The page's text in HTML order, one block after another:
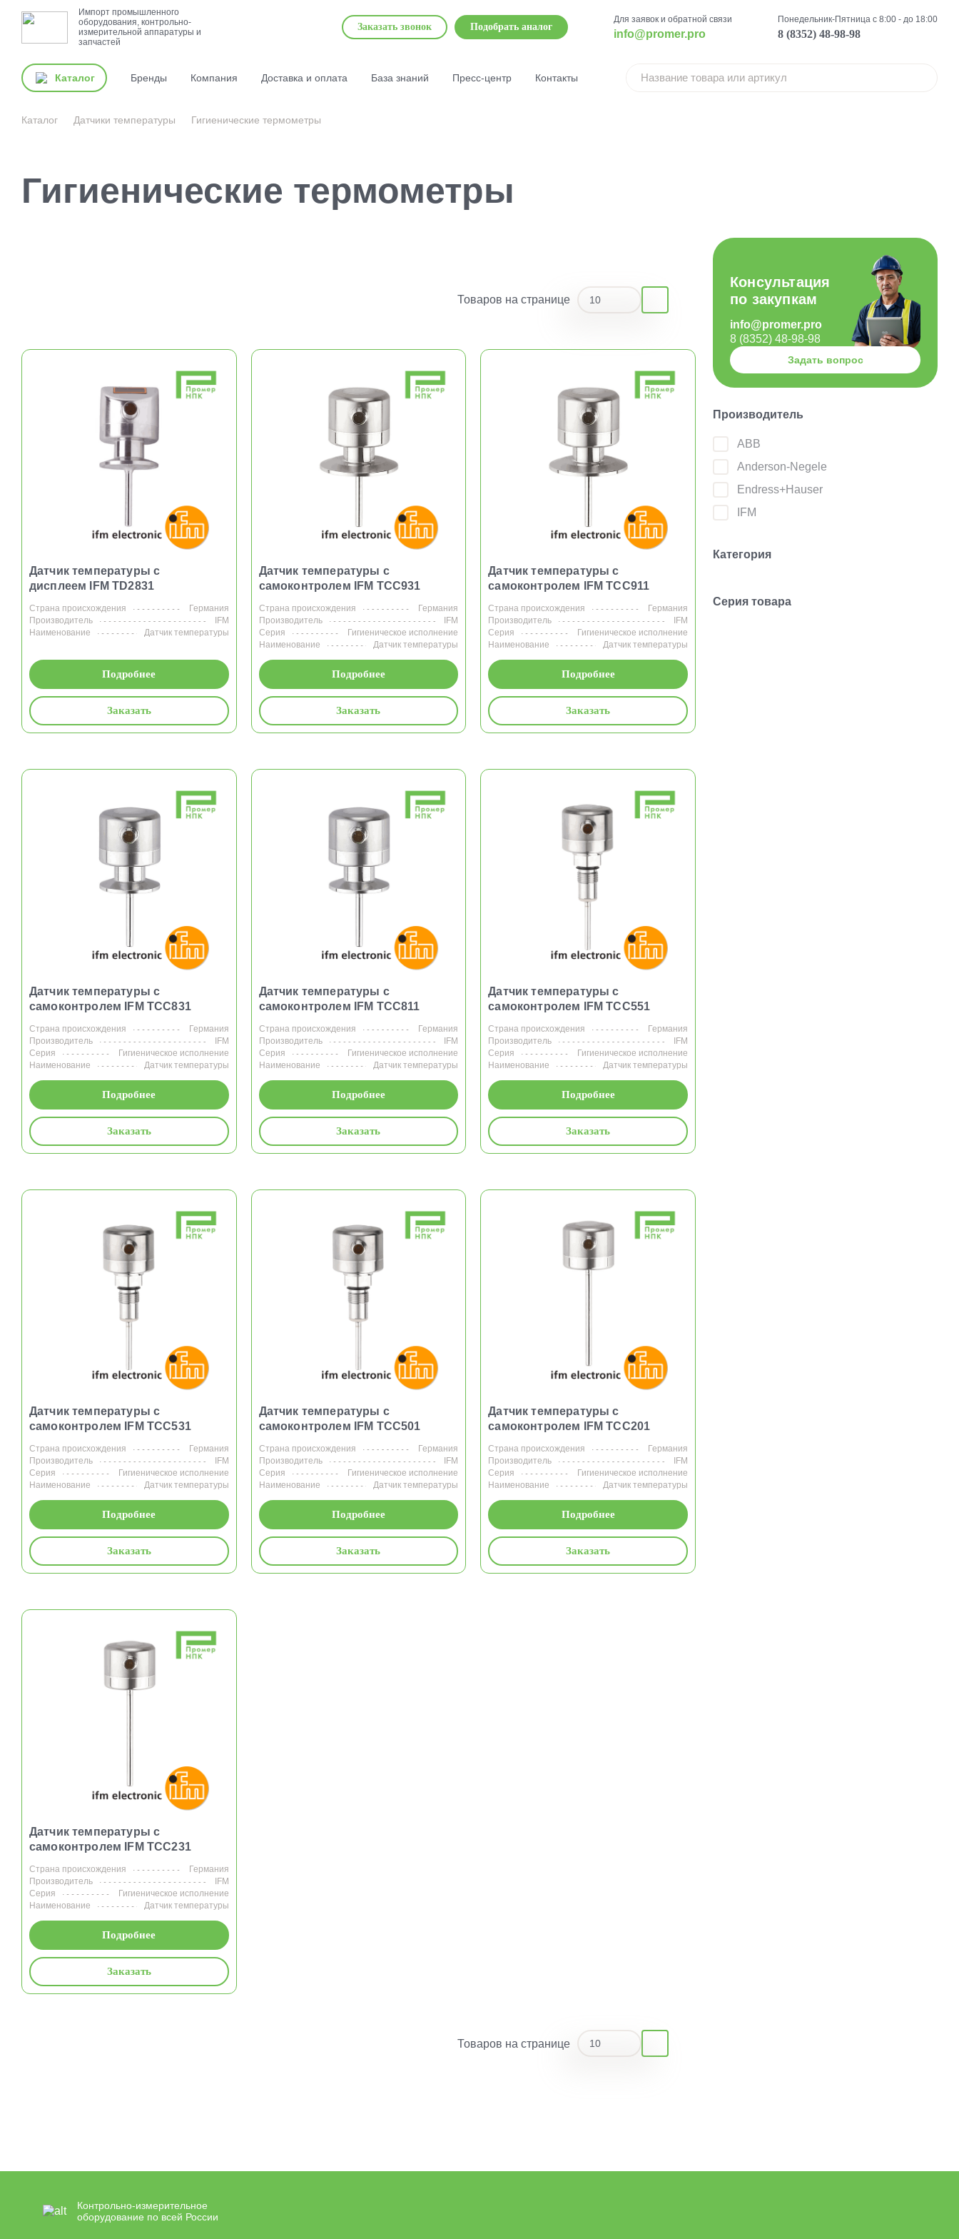
Импорт промышленного
оборудования, контрольно-
измерительной аппаратуры и
запчастей
Заказать звонок Подобрать аналог
Для заявок и обратной связи
info@promer.pro
Понедельник-Пятница с 8:00 - до 18:00
8 (8352) 48-98-98
Каталог Бренды Компания Доставка и оплата База знаний Пресс-центр Контакты
Каталог Датчики температуры Гигиенические термометры
Гигиенические термометры
Консультация
по закупкам
info@promer.pro
8 (8352) 48-98-98
Задать вопрос
Производитель
ABB
Anderson-Negele
Endress+Hauser
IFM
Категория
Серия товара
Товаров на странице 10
20
Датчик температуры с
дисплеем IFM TD2831
Страна происхождения
Германия
Производитель
IFM
Наименование
Датчик температуры
Подробнее
Заказать
Датчик температуры с
самоконтролем IFM TCC931
Страна происхождения
Германия
Производитель
IFM
Серия
Гигиеническое исполнение
Наименование
Датчик температуры
Подробнее
Заказать
Датчик температуры с
самоконтролем IFM TCC911
Страна происхождения
Германия
Производитель
IFM
Серия
Гигиеническое исполнение
Наименование
Датчик температуры
Подробнее
Заказать
Датчик температуры с
самоконтролем IFM TCC831
Страна происхождения
Германия
Производитель
IFM
Серия
Гигиеническое исполнение
Наименование
Датчик температуры
Подробнее
Заказать
Датчик температуры с
самоконтролем IFM TCC811
Страна происхождения
Германия
Производитель
IFM
Серия
Гигиеническое исполнение
Наименование
Датчик температуры
Подробнее
Заказать
Датчик температуры с
самоконтролем IFM TCC551
Страна происхождения
Германия
Производитель
IFM
Серия
Гигиеническое исполнение
Наименование
Датчик температуры
Подробнее
Заказать
Датчик температуры с
самоконтролем IFM TCC531
Страна происхождения
Германия
Производитель
IFM
Серия
Гигиеническое исполнение
Наименование
Датчик температуры
Подробнее
Заказать
Датчик температуры с
самоконтролем IFM TCC501
Страна происхождения
Германия
Производитель
IFM
Серия
Гигиеническое исполнение
Наименование
Датчик температуры
Подробнее
Заказать
Датчик температуры с
самоконтролем IFM TCC201
Страна происхождения
Германия
Производитель
IFM
Серия
Гигиеническое исполнение
Наименование
Датчик температуры
Подробнее
Заказать
Датчик температуры с
самоконтролем IFM TCC231
Страна происхождения
Германия
Производитель
IFM
Серия
Гигиеническое исполнение
Наименование
Датчик температуры
Подробнее
Заказать
Товаров на странице 10
Контрольно-измерительное
оборудование по всей России